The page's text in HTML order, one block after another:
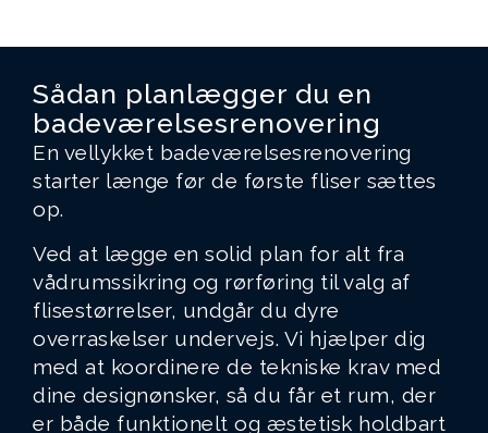
Sådan planlægger du en
badeværelsesrenovering
En vellykket badeværelsesrenovering
starter længe før de første fliser sættes
op.
Ved at lægge en solid plan for alt fra
vådrumssikring og rørføring til valg af
flisestørrelser, undgår du dyre
overraskelser undervejs. Vi hjælper dig
med at koordinere de tekniske krav med
dine designønsker, så du får et rum, der
er både funktionelt og æstetisk holdbart